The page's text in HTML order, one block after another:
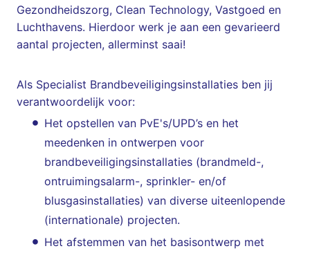
Gezondheidszorg, Clean Technology, Vastgoed en
Luchthavens. Hierdoor werk je aan een gevarieerd
aantal projecten, allerminst saai!
Als Specialist Brandbeveiligingsinstallaties ben jij
verantwoordelijk voor:
Het opstellen van PvE's/UPD’s en het
meedenken in ontwerpen voor
brandbeveiligingsinstallaties (brandmeld-,
ontruimingsalarm-, sprinkler- en/of
blusgasinstallaties) van diverse uiteenlopende
(internationale) projecten.
Het afstemmen van het basisontwerp met